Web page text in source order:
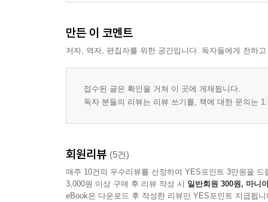
05 추가부담금(청산금) ·75
06 프리미엄, 총매매가, 종전자산거래가 ·77
07 추가부담금 중 현금납부금 ·79
08 무이자이주비, 유이자이주비 ·82
09 초기투자금 ·85
Chapter3 재개발 투자 매물을 분석하는 법·93
02 재개발 매물을 분석해보자 ·96
03 사업성분석을 통해 평균권리가액 따져보기 ·98
만든 이 코멘트
저자, 역자, 편집자를 위한 공간입니다. 독자들에게 전하
접수된 글은 확인을 거쳐 이 곳에 게재됩니다.
독자 분들의 리뷰는 리뷰 쓰기를, 책에 대한 문의는
회원리뷰 (5건)
매주 10건의 우수리뷰를 선정하여 YES포인트 3만원을 드
3,000원 이상 구매 후 리뷰 작성 시 일반회원 300원, 마니
eBook은 다운로드 후 작성한 리뷰만 YES포인트 지급됩니